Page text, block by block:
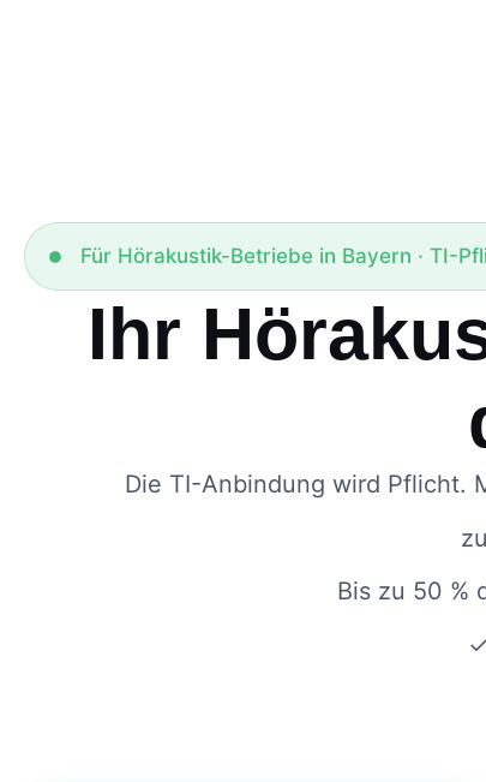
Für Hörakustik-Betriebe in Bayern · TI-
Ihr
Die TI-Anbindung wird Pflicht.
Bis zu 50 %